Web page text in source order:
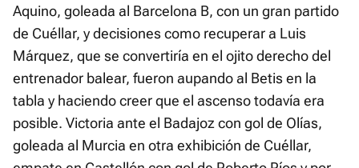
Aquino, goleada al Barcelona B, con un gran partido
de Cuéllar, y decisiones como recuperar a Luis
Márquez, que se convertiría en el ojito derecho del
entrenador balear, fueron aupando al Betis en la
tabla y haciendo creer que el ascenso todavía era
posible. Victoria ante el Badajoz con gol de Olías,
goleada al Murcia en otra exhibición de Cuéllar,